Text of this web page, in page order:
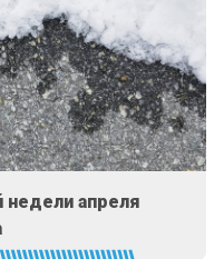
недели апреля